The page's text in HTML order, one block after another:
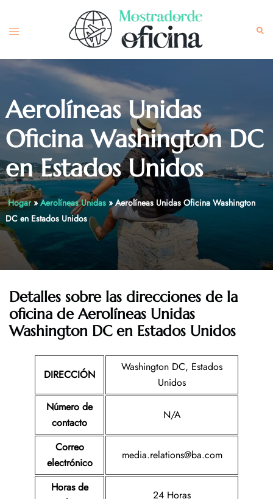
content
Toggle
Aerolíneas Unidas
Oficina Washington DC
en Estados Unidos
Hogar»Aerolíneas Unidas»Aerolíneas Unidas Oficina Washington
DC en Estados Unidos
Detalles sobre las direcciones de la
oficina de Aerolíneas Unidas
Washington DC en Estados Unidos
DIRECCIÓN
Washington DC, Estados
Unidos
Número de
contacto
N/A
Correo
electrónico
media.relations@ba.com
Horas de
24 Horas